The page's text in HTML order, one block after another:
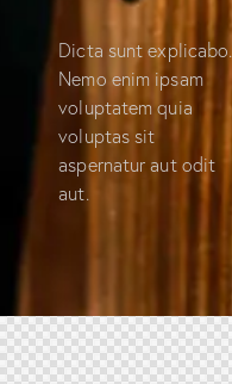
Dicta sunt explicabo.
Nemo enim ipsam
voluptatem quia
voluptas sit
aspernatur aut odit
aut.